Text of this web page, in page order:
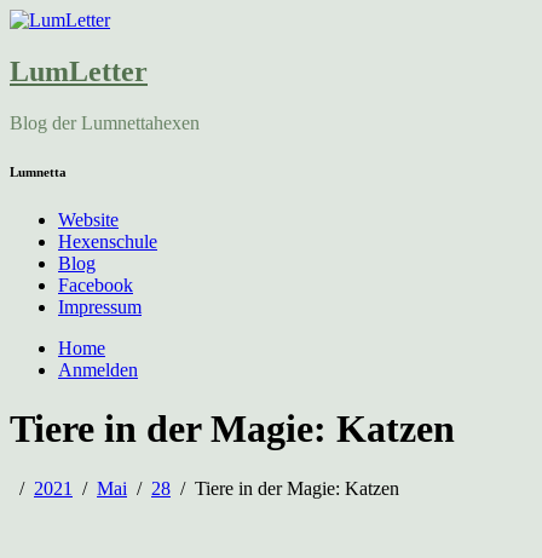
LumLetter
Blog der Lumnettahexen
Lumnetta
Website
Hexenschule
Blog
Facebook
Impressum
Home
Anmelden
Tiere in der Magie: Katzen
2021 Mai 28 Tiere in der Magie: Katzen